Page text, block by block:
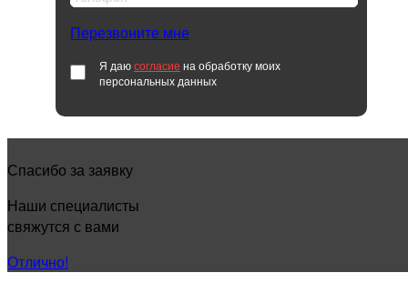
Перезвоните мне
Я даюсогласие на обработку моих
персональных данных
Спасибо за заявку
Наши специалисты
свяжутся с вами
Отлично!
КАК НАЧАТЬ ПОЛЬЗОВАТЬСЯ